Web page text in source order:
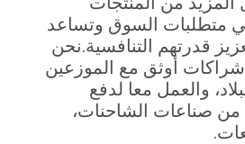
متطلبات السوق وتساعد
قدرتهم التنافسية.نحن
شراكات أوثق مع الموزعين
والعمل معا لدفع
من صناعات الشاحنات،